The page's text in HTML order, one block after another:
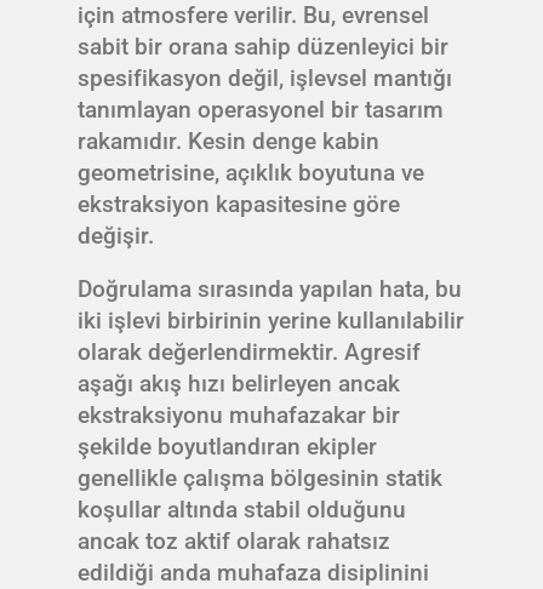
için atmosfere verilir. Bu, evrensel
sabit bir orana sahip düzenleyici bir
spesifikasyon değil, işlevsel mantığı
tanımlayan operasyonel bir tasarım
rakamıdır. Kesin denge kabin
geometrisine, açıklık boyutuna ve
ekstraksiyon kapasitesine göre
değişir.
Doğrulama sırasında yapılan hata, bu
iki işlevi birbirinin yerine kullanılabilir
olarak değerlendirmektir. Agresif
aşağı akış hızı belirleyen ancak
ekstraksiyonu muhafazakar bir
şekilde boyutlandıran ekipler
genellikle çalışma bölgesinin statik
koşullar altında stabil olduğunu
ancak toz aktif olarak rahatsız
edildiği anda muhafaza disiplinini